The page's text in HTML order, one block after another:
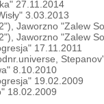
27.11.2014
3.03.2013
Jaworzno "Zalew
Jaworzno "Zalew
17.11.2011
8.10.2010
19.02.2009
18.02.2009